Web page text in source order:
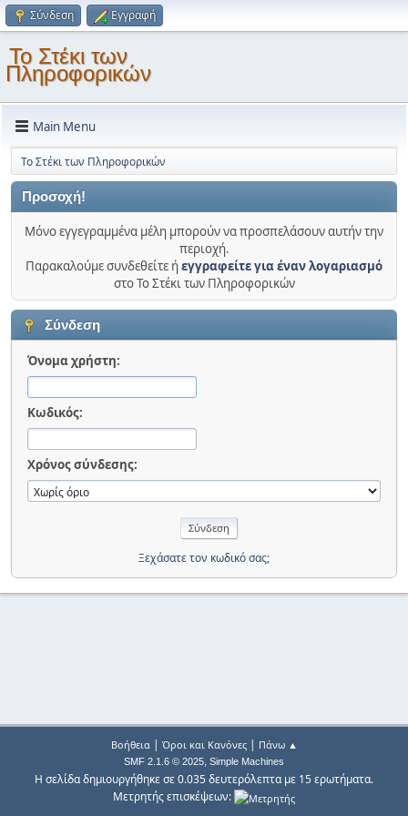
Σύνδεση Εγγραφή
Το Στέκι των
Πληροφορικών
Main Menu
Το Στέκι των Πληροφορικών
Προσοχή!
Μόνο εγγεγραμμένα μέλη μπορούν να προσπελάσουν αυτήν την
περιοχή.
Παρακαλούμε συνδεθείτε ήεγγραφείτε για έναν λογαριασμό
στο Το Στέκι των Πληροφορικών
Σύνδεση
Όνομα χρήστη:
Κωδικός:
Χρόνος σύνδεσης:
Ξεχάσατε τον κωδικό σας;
Βοήθεια| Όροι και Κανόνες| Πάνω ▲
SMF 2.1.6 © 2025, Simple Machines
Η σελίδα δημιουργήθηκε σε 0.035 δευτερόλεπτα με 15 ερωτήματα.
Μετρητής επισκέψεων: